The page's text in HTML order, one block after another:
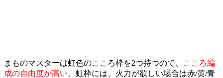
まものマスターは虹色のこころ枠を2つ持つので、
こころ編
成の自由度が高い。虹枠には、火力が欲しい場合は赤/黄/青